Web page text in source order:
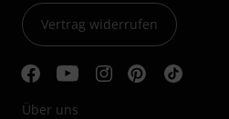
Vertrag widerrufen
Über uns